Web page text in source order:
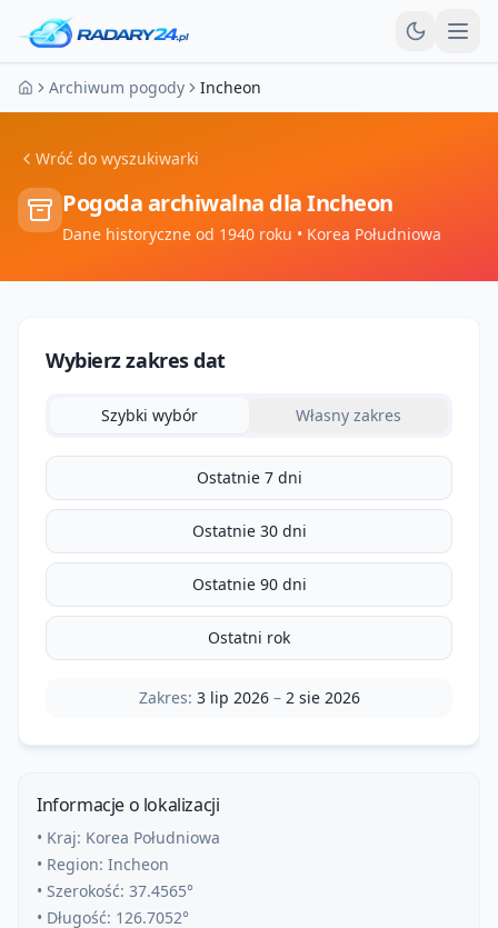
Strona główna
Archiwum pogody Incheon
Wróć do wyszukiwarki
Pogoda archiwalna dlaIncheon
Dane historyczne od 1940 roku • Korea Południowa
Wybierz zakres dat
Szybki wybór Własny zakres
Ostatnie 7 dni
Ostatnie 30 dni
Ostatnie 90 dni
Ostatni rok
Zakres: 3 lip 2026– 2 sie 2026
Informacje o lokalizacji
• Kraj: Korea Południowa
• Region: Incheon
• Szerokość: 37.4565°
• Długość: 126.7052°